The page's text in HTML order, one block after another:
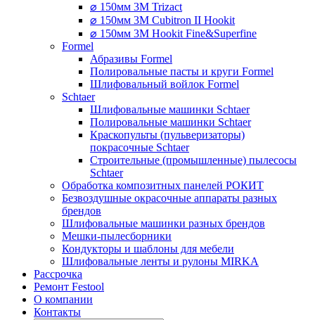
⌀ 150мм 3M Trizact
⌀ 150мм 3M Cubitron II Hookit
⌀ 150мм 3M Hookit Fine&Superfine
Formel
Абразивы Formel
Полировальные пасты и круги Formel
Шлифовальный войлок Formel
Schtaer
Шлифовальные машинки Schtaer
Полировальные машинки Schtaer
Краскопульты (пульверизаторы)
покрасочные Schtaer
Строительные (промышленные) пылесосы
Schtaer
Обработка композитных панелей РОКИТ
Безвоздушные окрасочные аппараты разных
брендов
Шлифовальные машинки разных брендов
Мешки-пылесборники
Кондукторы и шаблоны для мебели
Шлифовальные ленты и рулоны MIRKA
Рассрочка
Ремонт Festool
О компании
Контакты